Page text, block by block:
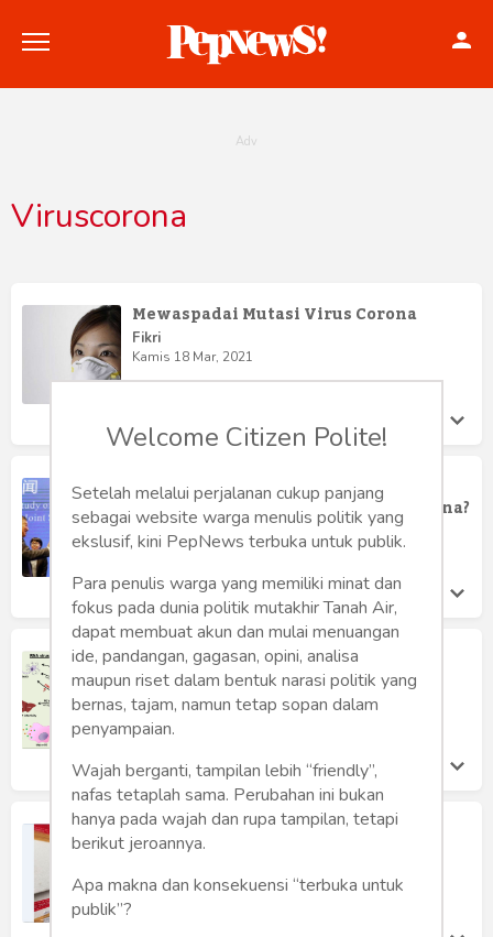
Hankam
Humaniora
Sketsa
Tekno
Gaya
Wisata
Wanita
Viruscorona
Mewaspadai Mutasi Virus Corona
Fikri
Kamis 18 Mar, 2021
WHO dan China Bakal Jadikan
Indonesia “Tersangka” Sumber Corona?
Mochamad Toha
Sabtu 13 Feb, 2021
Vaksin Sinovac Berbahaya: Virus
“Mati” Bisa Hidup Lagi!
Mochamad Toha
Jumat 24 Jul, 2020
Indonesia Punya Formula, Mengapa
Harus Vaksin China?
Mochamad Toha
Rabu 22 Jul, 2020
Welcome Citizen Polite!
Setelah melalui perjalanan cukup panjang
sebagai website warga menulis politik yang
ekslusif, kini PepNews terbuka untuk publik.
Para penulis warga yang memiliki minat dan
fokus pada dunia politik mutakhir Tanah Air,
dapat membuat akun dan mulai menuangan
ide, pandangan, gagasan, opini, analisa
maupun riset dalam bentuk narasi politik yang
bernas, tajam, namun tetap sopan dalam
penyampaian.
Wajah berganti, tampilan lebih “friendly”,
nafas tetaplah sama. Perubahan ini bukan
hanya pada wajah dan rupa tampilan, tetapi
berikut jeroannya.
Apa makna dan konsekuensi “terbuka untuk
publik”?